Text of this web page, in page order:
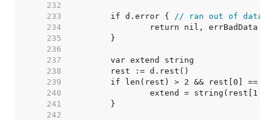
   232
   233
	if d.error {
// ran out of data
   234
   235
   236
   237
   238
   239
   240
   241
   242